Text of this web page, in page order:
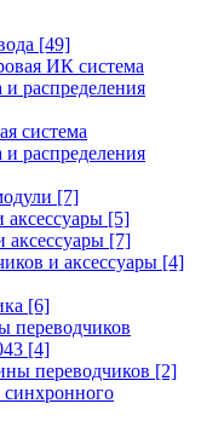
[49]
ИК система
распределения
система
распределения
[7]
[5]
[7]
и аксессуары [4]
[6]
переводчиков
[4]
переводчиков [2]